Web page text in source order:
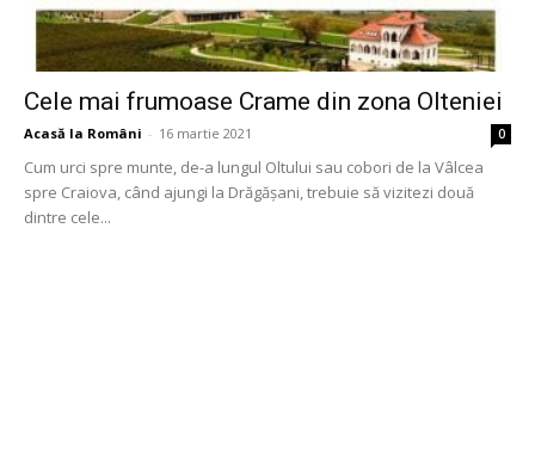
Cele mai frumoase Crame din zona Olteniei
Acasă la Români - 16 martie 2021 0
Cum urci spre munte, de-a lungul Oltului sau cobori de la Vâlcea
spre Craiova, când ajungi la Drăgășani, trebuie să vizitezi două
dintre cele...